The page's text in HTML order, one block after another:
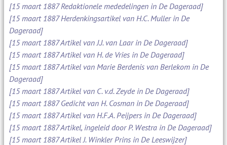
[15 maart 1887 Redaktionele mededelingen in De Dageraad]
[15 maart 1887 Herdenkingsartikel van H.C. Muller in De
Dageraad]
[15 maart 1887 Artikel van J.J. van Laar in De Dageraad]
[15 maart 1887 Artikel van H. de Vries in De Dageraad]
[15 maart 1887 Artikel van Marie Berdenis van Berlekom in De
Dageraad]
[15 maart 1887 Artikel van C. v.d. Zeyde in De Dageraad]
[15 maart 1887 Gedicht van H. Cosman in De Dageraad]
[15 maart 1887 Artikel van H.F.A. Peijpers in De Dageraad]
[15 maart 1887 Artikel, ingeleid door P. Westra in De Dageraad]
[15 maart 1887 Artikel J. Winkler Prins in De Leeswijzer]